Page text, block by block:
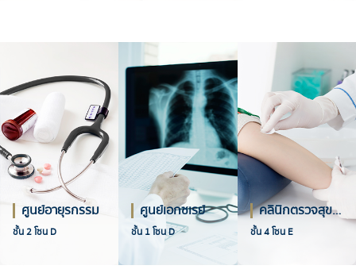
ศูนย์อายุรกรรม
ชั้น 2 โซน D
ศูนย์เอกซเรย์
ชั้น 1 โซน D
คลินิกตรวจสุขภาพ
ชั้น 4 โซน E